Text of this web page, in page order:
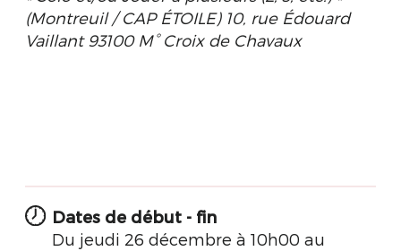
(Montreuil / CAP ÉTOILE) 10, rue Édouard
Vaillant 93100 M° Croix de Chavaux
Dates de début - fin
Du jeudi 26 décembre à 10h00 au